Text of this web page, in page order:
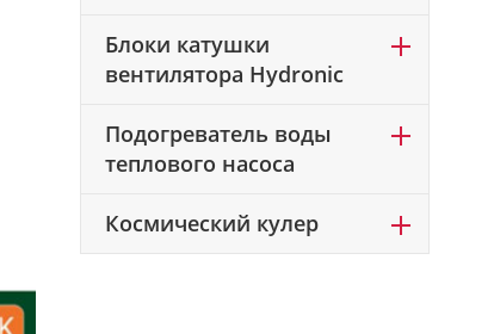
Блоки катушки
вентилятора Hydronic
Подогреватель воды
теплового насоса
Космический кулер